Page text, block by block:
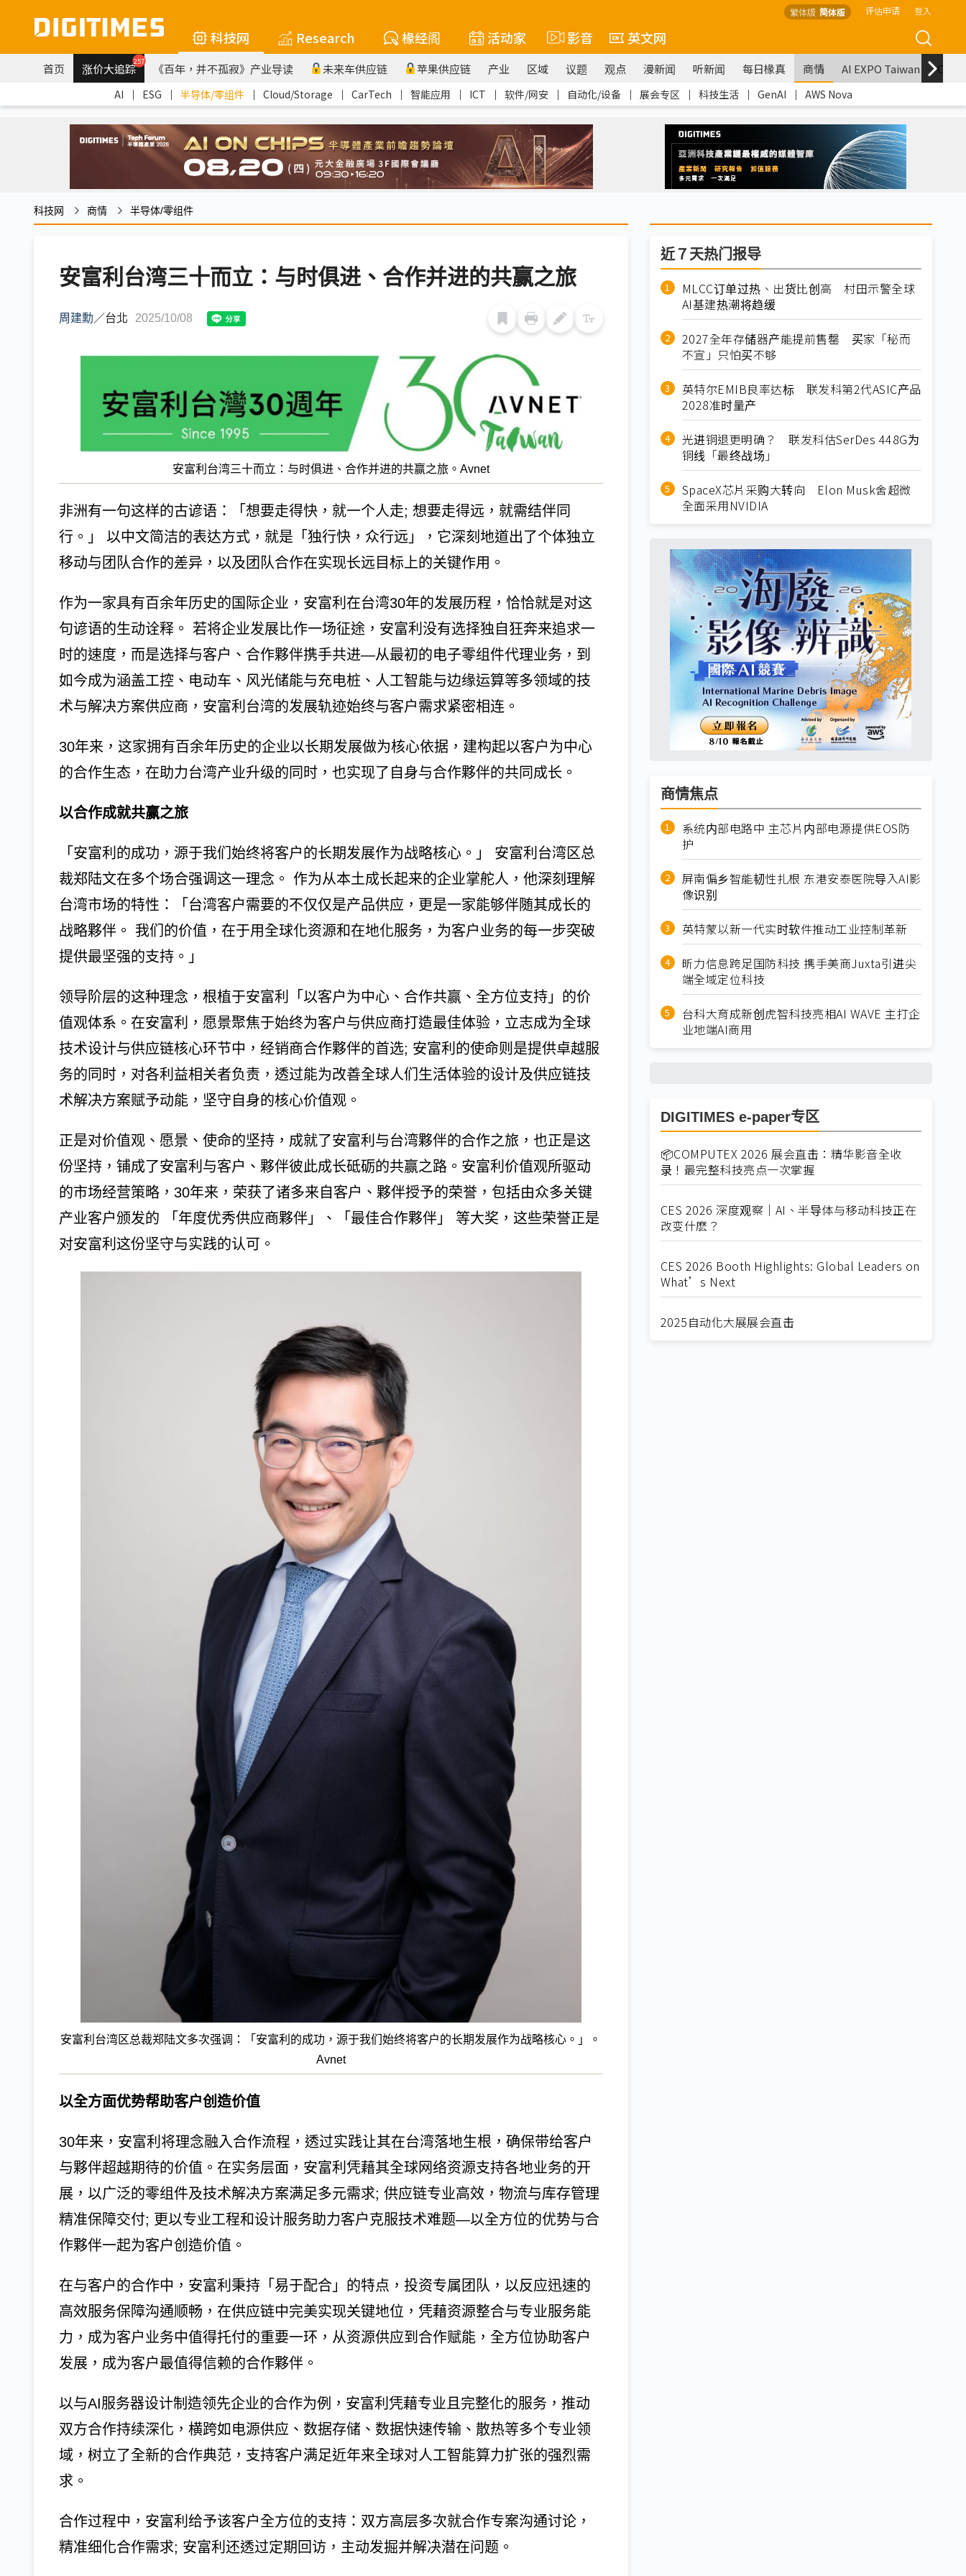
繁体版 简体版 评估申请 登入
科技网 Research 椽经阁 活动家 影音 英文网
首页 涨价大追踪257 《百年，并不孤寂》产业导读 未来车供应链 苹果供应链 产业 区域 议题 观点 漫新闻 听新闻 每日椽真 商情 AI EXPO Taiwan
AI ｜ ESG ｜ 半导体/零组件 ｜ Cloud/Storage ｜ CarTech ｜ 智能应用 ｜ ICT ｜ 软件/网安 ｜ 自动化/设备 ｜ 展会专区 ｜ 科技生活 ｜ GenAI ｜ AWS Nova
科技网 商情 半导体/零组件
安富利台湾三十而立：与时俱进、合作并进的共赢之旅
周建勳 ／台北 2025/10/08
安富利台湾三十而立：与时俱进、合作并进的共赢之旅。Avnet
非洲有一句这样的古谚语：「想要走得快，就一个人走; 想要走得远，就需结伴同
行。」 以中文简洁的表达方式，就是「独行快，众行远」，它深刻地道出了个体独立
移动与团队合作的差异，以及团队合作在实现长远目标上的关键作用。
作为一家具有百余年历史的国际企业，安富利在台湾30年的发展历程，恰恰就是对这
句谚语的生动诠释。 若将企业发展比作一场征途，安富利没有选择独自狂奔来追求一
时的速度，而是选择与客户、合作夥伴携手共进—从最初的电子零组件代理业务，到
如今成为涵盖工控、电动车、风光储能与充电桩、人工智能与边缘运算等多领域的技
术与解决方案供应商，安富利台湾的发展轨迹始终与客户需求紧密相连。
30年来，这家拥有百余年历史的企业以长期发展做为核心依据，建构起以客户为中心
的合作生态，在助力台湾产业升级的同时，也实现了自身与合作夥伴的共同成长。
以合作成就共赢之旅
「安富利的成功，源于我们始终将客户的长期发展作为战略核心。」 安富利台湾区总
裁郑陆文在多个场合强调这一理念。 作为从本土成长起来的企业掌舵人，他深刻理解
台湾市场的特性：「台湾客户需要的不仅仅是产品供应，更是一家能够伴随其成长的
战略夥伴。 我们的价值，在于用全球化资源和在地化服务，为客户业务的每一步突破
提供最坚强的支持。」
领导阶层的这种理念，根植于安富利「以客户为中心、合作共赢、全方位支持」的价
值观体系。在安富利，愿景聚焦于始终为客户与供应商打造最佳体验，立志成为全球
技术设计与供应链核心环节中，经销商合作夥伴的首选; 安富利的使命则是提供卓越服
务的同时，对各利益相关者负责，透过能为改善全球人们生活体验的设计及供应链技
术解决方案赋予动能，坚守自身的核心价值观。
正是对价值观、愿景、使命的坚持，成就了安富利与台湾夥伴的合作之旅，也正是这
份坚持，铺成了安富利与客户、夥伴彼此成长砥砺的共赢之路。安富利价值观所驱动
的市场经营策略，30年来，荣获了诸多来自客户、夥伴授予的荣誉，包括由众多关键
产业客户颁发的 「年度优秀供应商夥伴」、「最佳合作夥伴」 等大奖，这些荣誉正是
对安富利这份坚守与实践的认可。
安富利台湾区总裁郑陆文多次强调：「安富利的成功，源于我们始终将客户的长期发展作为战略核心。」。
Avnet
以全方面优势帮助客户创造价值
30年来，安富利将理念融入合作流程，透过实践让其在台湾落地生根，确保带给客户
与夥伴超越期待的价值。在实务层面，安富利凭藉其全球网络资源支持各地业务的开
展，以广泛的零组件及技术解决方案满足多元需求; 供应链专业高效，物流与库存管理
精准保障交付; 更以专业工程和设计服务助力客户克服技术难题—以全方位的优势与合
作夥伴一起为客户创造价值。
在与客户的合作中，安富利秉持「易于配合」的特点，投资专属团队，以反应迅速的
高效服务保障沟通顺畅，在供应链中完美实现关键地位，凭藉资源整合与专业服务能
力，成为客户业务中值得托付的重要一环，从资源供应到合作赋能，全方位协助客户
发展，成为客户最值得信赖的合作夥伴。
以与AI服务器设计制造领先企业的合作为例，安富利凭藉专业且完整化的服务，推动
双方合作持续深化，横跨如电源供应、数据存储、数据快速传输、散热等多个专业领
域，树立了全新的合作典范，支持客户满足近年来全球对人工智能算力扩张的强烈需
求。
合作过程中，安富利给予该客户全方位的支持：双方高层多次就合作专案沟通讨论，
精准细化合作需求; 安富利还透过定期回访，主动发掘并解决潜在问题。
近７天热门报导
MLCC订单过热、出货比创高 村田示警全球
AI基建热潮将趋缓
2027全年存储器产能提前售罄 买家「秘而
不宣」只怕买不够
英特尔EMIB良率达标 联发科第2代ASIC产品
2028准时量产
光进铜退更明确？ 联发科估SerDes 448G为
铜线「最终战场」
SpaceX芯片采购大转向 Elon Musk舍超微
全面采用NVIDIA
商情焦点
系统内部电路中 主芯片内部电源提供EOS防
护
屏南偏乡智能韧性扎根 东港安泰医院导入AI影
像识别
英特蒙以新一代实时软件推动工业控制革新
昕力信息跨足国防科技 携手美商Juxta引进尖
端全域定位科技
台科大育成新创虎智科技亮相AI WAVE 主打企
业地端AI商用
DIGITIMES e-paper专区
📦COMPUTEX 2026 展会直击：精华影音全收
录！最完整科技亮点一次掌握
CES 2026 深度观察｜AI、半导体与移动科技正在
改变什麽？
CES 2026 Booth Highlights: Global Leaders on
What’s Next
2025自动化大展展会直击